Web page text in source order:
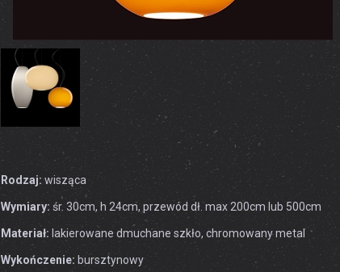
Rodzaj: wisząca
Wymiary: śr. 30cm, h 24cm, przewód dł. max 200cm lub 500cm
Materiał: lakierowane dmuchane szkło, chromowany metal
Wykończenie: bursztynowy